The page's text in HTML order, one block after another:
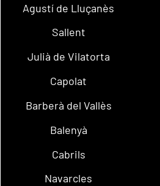
Agustí de Lluçanès
Sallent
Julià de Vilatorta
Capolat
Barberà del Vallès
Balenyà
Cabrils
Navarcles